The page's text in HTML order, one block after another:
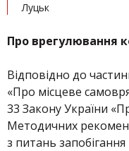
Луцьк
Про врегулювання
Відповідно до
«Про місцеве
33 Закону України
Методичних
з питань запобігання